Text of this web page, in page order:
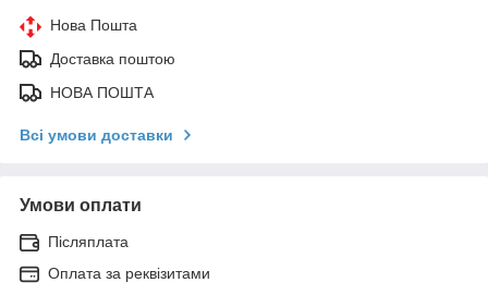
Нова Пошта
Доставка поштою
НОВА ПОШТА
Всі умови доставки
Умови оплати
Післяплата
Оплата за реквізитами